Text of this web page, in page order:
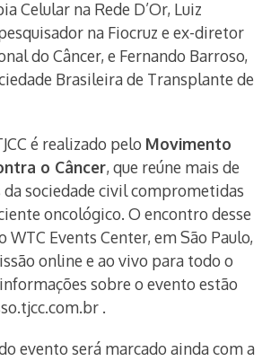
Celular na Rede D’Or, Luiz
na Fiocruz e ex-diretor
do Câncer, e Fernando Barroso,
Brasileira de Transplante de
é realizado pelo Movimento
o Câncer, que reúne mais de
da sociedade civil comprometidas
oncológico. O encontro desse
WTC Events Center, em São Paulo,
online e ao vivo para todo o
sobre o evento estão
.
evento será marcado ainda com a